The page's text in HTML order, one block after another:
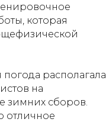
которая
располагала
на
зимних сборов.
отличное